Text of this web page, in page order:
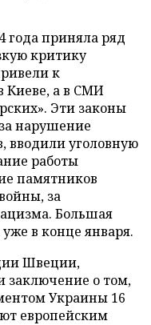
года приняла ряд
критику
к
Киеве, а в СМИ
Эти законы
нарушение
вводили уголовную
работы
памятников
за
Большая
в конце января.
Швеции,
о том,
Украины 16
европейским